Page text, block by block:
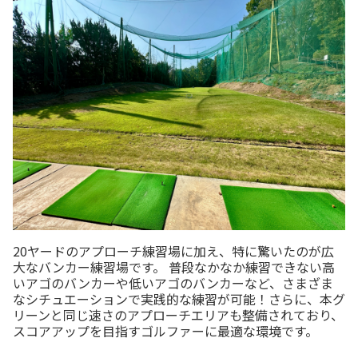
20ヤードのアプローチ練習場に加え、特に驚いたのが広
大なバンカー練習場です。 普段なかなか練習できない高
いアゴのバンカーや低いアゴのバンカーなど、さまざま
なシチュエーションで実践的な練習が可能！さらに、本グ
リーンと同じ速さのアプローチエリアも整備されており、
スコアアップを目指すゴルファーに最適な環境です。